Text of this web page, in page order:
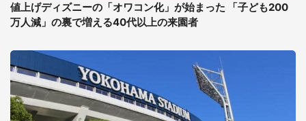
値上げディズニーの「オワコン化」が始まった 「子ども200
万人減」の裏で増える40代以上の来園者